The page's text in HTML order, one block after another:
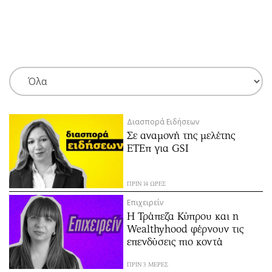
ΚΑΤΗΓΟΡΙΕΣ ΣΥΝΔΕΣΗ
Κύπρος
Παιδεία
Υγεία
Πολιτική
Βουλευτικές 2026
Εκλογές 2024
Προεδρικές 2023
Δημοσκοπήσεις
Διπλωματία
Απόψεις
Αρθρογραφία
Αγγελίες
Ενοικιάζονται
Πωλούνται
Ζητούν εργασία
Θέσεις εργασίας
Διασπορά Ειδήσεων
Σε αναμονή της μελέτης
ΕΤΕπ για GSI
ΠΡΙΝ 14 ΩΡΕΣ
Επιχειρείν
Η Τράπεζα Κύπρου και η
Wealthyhood φέρνουν τις
επενδύσεις πιο κοντά
ΠΡΙΝ 3 ΜΕΡΕΣ